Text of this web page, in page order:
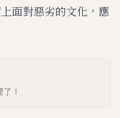
面對惡劣的文化，應
！